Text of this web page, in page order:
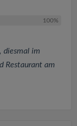
100%
diesmal im
Restaurant am